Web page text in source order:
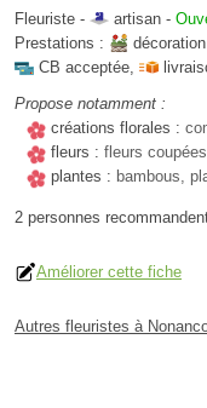
Fleuriste - artisan -
Prestations :
CB acceptée,
Propose notamment :
créations florales :
fleurs : fleurs
plantes : bambous,
2 personnes
Améliorer cette fiche
Autres fleuristes à